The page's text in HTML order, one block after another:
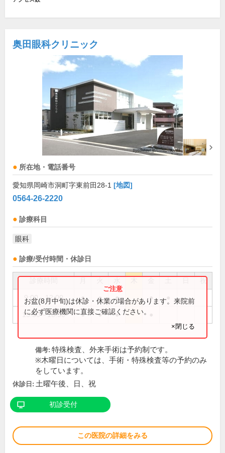
奥田眼科クリニック
所在地・電話番号
愛知県岡崎市洞町字東前田28-1 [地図]
0564-26-2220
診療科目
眼科
診療/受付時間・休診日
祝
9:00～12:00 ● ● ● ●
15:30～18:30 ● ● ●
お盆(8月中旬)は休診・休業の場合があります。来院前
に必ず医療機関に直接ご確認ください。
×閉じる
備考: 特殊検査、外来手術は予約制です。
※木曜日については、手術・特殊検査等の予約のみ
をしています。
休診日: 土曜午後、日、祝
初診受付
この医院の詳細をみる